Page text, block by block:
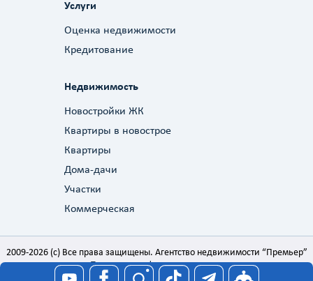
Услуги
Оценка недвижимости
Кредитование
Недвижимость
Новостройки ЖК
Квартиры в новострое
Квартиры
Дома-дачи
Участки
Коммерческая
2009-2026 (c) Все права защищены. Агентство недвижимости “Премьер”
Политика конфиденциальности